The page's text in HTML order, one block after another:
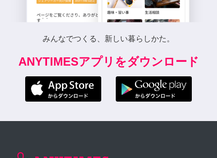
みんなでつくる、新しい暮らしかた。
ANYTIMESアプリをダウンロード